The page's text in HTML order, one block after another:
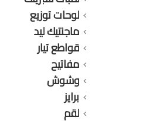
لوحات توزيع
ماجنتيك ليد
قواطع تيار
مفاتيح
وشوش
برايز
لقم